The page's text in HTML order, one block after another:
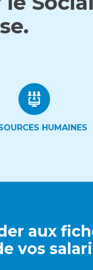
HUMAINES
aux
vos